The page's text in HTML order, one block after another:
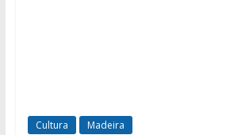
Cultura Madeira